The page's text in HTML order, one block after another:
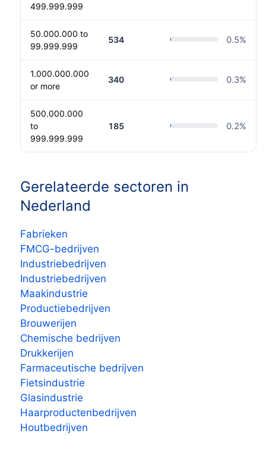
499.999.999
50.000.000 to
99.999.999
534 0.5%
1.000.000.000
or more
340 0.3%
500.000.000
to
999.999.999
185 0.2%
Gerelateerde sectoren in
Nederland
Fabrieken
FMCG-bedrijven
Industriebedrijven
Industriebedrijven
Maakindustrie
Productiebedrijven
Brouwerijen
Chemische bedrijven
Drukkerijen
Farmaceutische bedrijven
Fietsindustrie
Glasindustrie
Haarproductenbedrijven
Houtbedrijven